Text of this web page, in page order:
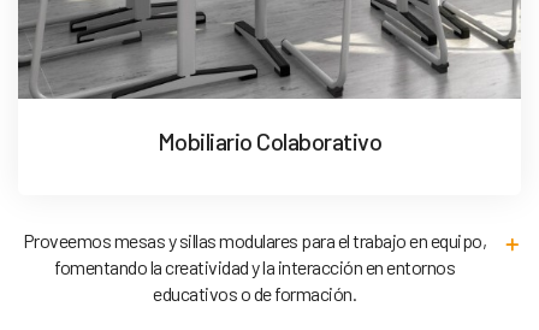
Mobiliario Colaborativo
Proveemos mesas y sillas modulares para el trabajo en equipo,
fomentando la creatividad y la interacción en entornos
educativos o de formación.